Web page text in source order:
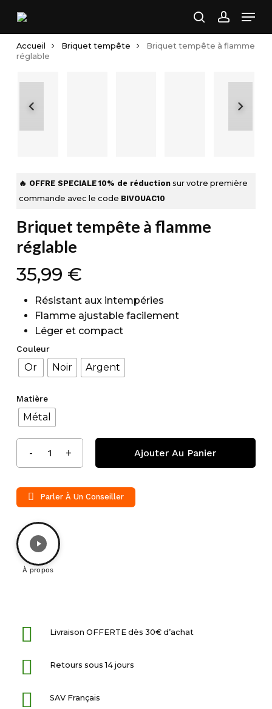
main
content
search
Accueil Briquet tempête
Briquet tempête à flamme
réglable
🔥 OFFRE SPECIALE 10% de réduction sur votre première
commande avec le code BIVOUAC10
Briquet tempête à flamme
réglable
35,99 €
Résistant aux intempéries
Flamme ajustable facilement
Léger et compact
Couleur
Or Noir Argent
Matière
Métal
Ajouter Au Panier
Parler À Un Conseiller
À propos
Livraison OFFERTE dès 30€ d’achat
Retours sous 14 jours
SAV Français